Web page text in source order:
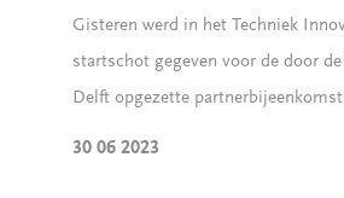
Gisteren werd in het Techniek
startschot gegeven voor de door de
Delft opgezette
30 06 2023